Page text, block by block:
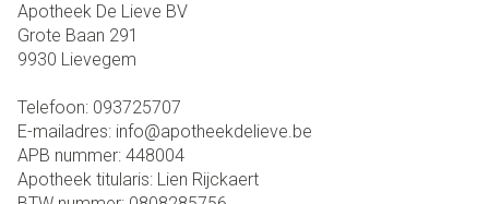
Apotheek De Lieve BV
Grote Baan 291
9930 Lievegem
Telefoon: 093725707
E-mailadres: info@apotheekdelieve.be
APB nummer: 448004
Apotheek titularis: Lien Rijckaert